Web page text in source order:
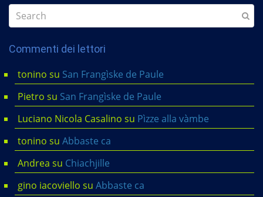
Commenti dei lettori
tonino su San Frangìske de Paule
Pietro su San Frangìske de Paule
Luciano Nicola Casalino su Pìzze alla vàmbe
tonino su Abbaste ca
Andrea su Chiachjille
gino iacoviello su Abbaste ca